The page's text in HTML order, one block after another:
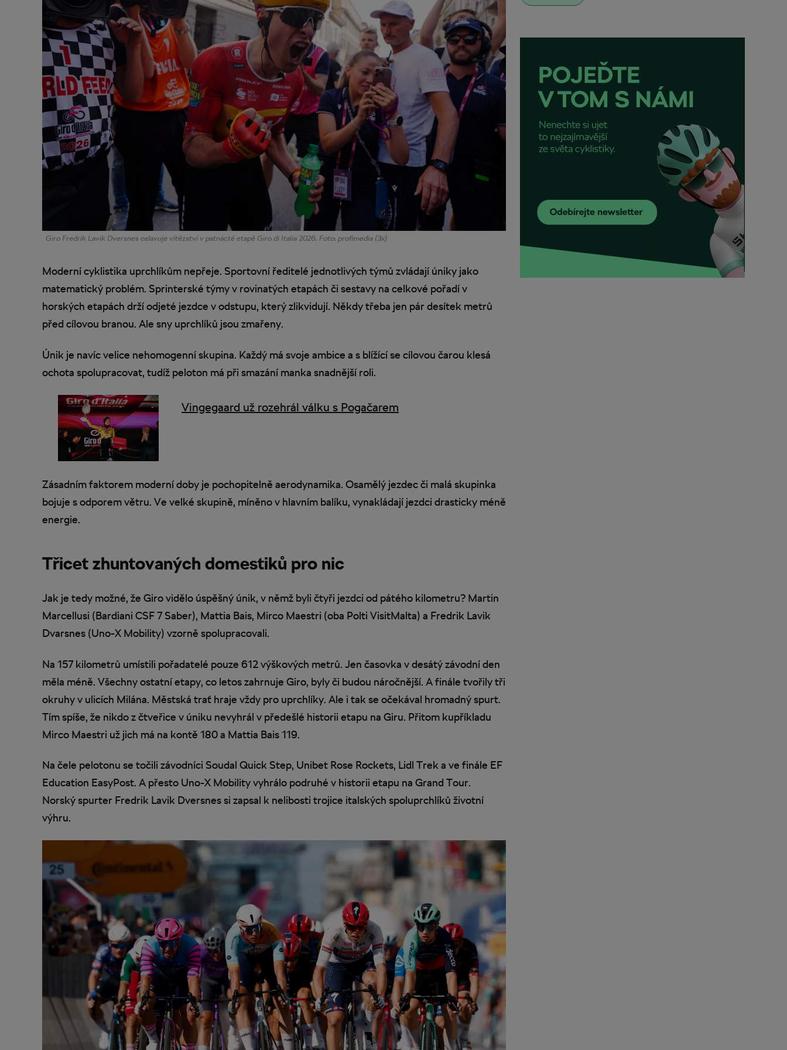
Giro Fredrik Lavik Dversnes oslavuje vítězství v patnácté etapě Giro di Italia 2026. Foto: profimedia (3x)
Moderní cyklistika uprchlíkům nepřeje. Sportovní ředitelé jednotlivých týmů zvládají úniky jako
matematický problém. Sprinterské týmy v rovinatých etapách či sestavy na celkové pořadí v
horských etapách drží odjeté jezdce v odstupu, který zlikvidují. Někdy třeba jen pár desítek metrů
před cílovou branou. Ale sny uprchlíků jsou zmařeny.
Únik je navíc velice nehomogenní skupina. Každý má svoje ambice a s blížící se cílovou čarou klesá
ochota spolupracovat, tudíž peloton má při smazání manka snadnější roli.
Vingegaard už rozehrál válku s Pogačarem
Zásadním faktorem moderní doby je pochopitelně aerodynamika. Osamělý jezdec či malá skupinka
bojuje s odporem větru. Ve velké skupině, míněno v hlavním balíku, vynakládají jezdci drasticky méně
energie.
Třicet zhuntovaných domestiků pro nic
Jak je tedy možné, že Giro vidělo úspěšný únik, v němž byli čtyři jezdci od pátého kilometru? Martin
Marcellusi (Bardiani CSF 7 Saber), Mattia Bais, Mirco Maestri (oba Polti VisitMalta) a Fredrik Lavik
Dvarsnes (Uno-X Mobility) vzorně spolupracovali.
Na 157 kilometrů umístili pořadatelé pouze 612 výškových metrů. Jen časovka v desátý závodní den
měla méně. Všechny ostatní etapy, co letos zahrnuje Giro, byly či budou náročnější. A finále tvořily tři
okruhy v ulicích Milána. Městská trať hraje vždy pro uprchlíky. Ale i tak se očekával hromadný spurt.
Tím spíše, že nikdo z čtveřice v úniku nevyhrál v předešlé historii etapu na Giru. Přitom kupříkladu
Mirco Maestri už jich má na kontě 180 a Mattia Bais 119.
Na čele pelotonu se točili závodníci Soudal Quick Step, Unibet Rose Rockets, Lidl Trek a ve finále EF
Education EasyPost. A přesto Uno-X Mobility vyhrálo podruhé v historii etapu na Grand Tour.
Norský spurter Fredrik Lavik Dversnes si zapsal k nelibosti trojice italských spoluprchlíků životní
výhru.